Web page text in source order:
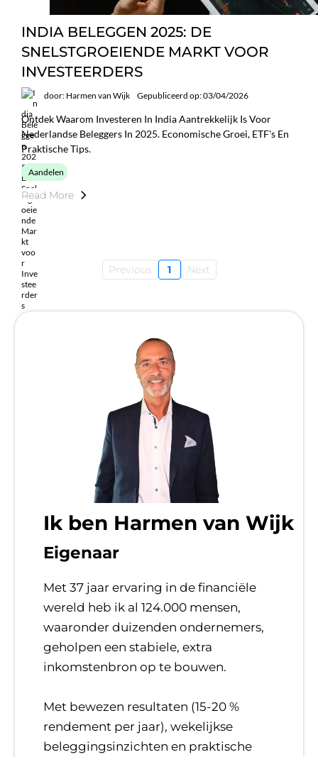
INDIA BELEGGEN 2025: DE
SNELSTGROEIENDE MARKT VOOR
INVESTEERDERS
door: Harmen van Wijk Gepubliceerd op: 03/04/2026
Ontdek Waarom Investeren In India Aantrekkelijk Is Voor
Nederlandse Beleggers In 2025. Economische Groei, ETF's En
Praktische Tips.
Aandelen
Read More
Previous 1 Next
Ik ben Harmen van Wijk
Eigenaar
Met 37 jaar ervaring in de financiële
wereld heb ik al 124.000 mensen,
waaronder duizenden ondernemers,
geholpen een stabiele, extra
inkomstenbron op te bouwen.
​Met bewezen resultaten (15-20 %
rendement per jaar), wekelijkse
beleggingsinzichten en praktische